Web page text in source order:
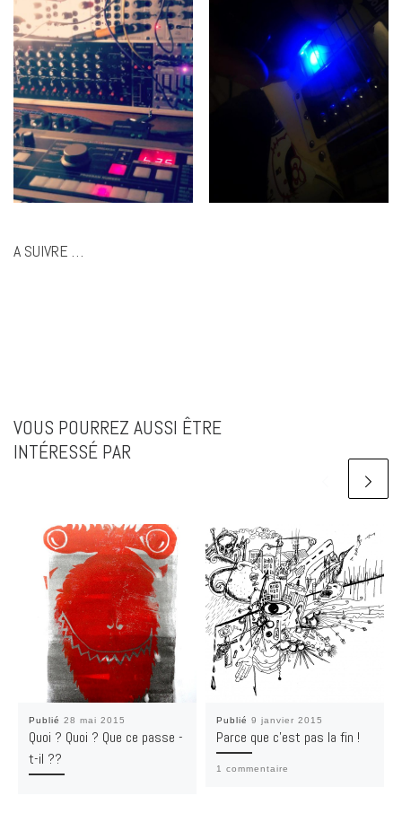
A SUIVRE …
VOUS POURREZ AUSSI ÊTRE
INTÉRESSÉ PAR
Publié 28 mai 2015
Quoi ? Quoi ? Que ce passe -
t-il ??
Publié 9 janvier 2015
Parce que c’est pas la fin !
1 commentaire